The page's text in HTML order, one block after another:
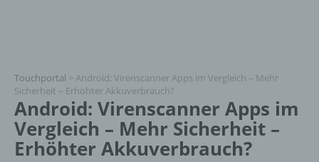
Touchportal > Android: Virenscanner Apps im Vergleich – Mehr
Sicherheit – Erhöhter Akkuverbrauch?
Android: Virenscanner Apps im
Vergleich – Mehr Sicherheit –
Erhöhter Akkuverbrauch?